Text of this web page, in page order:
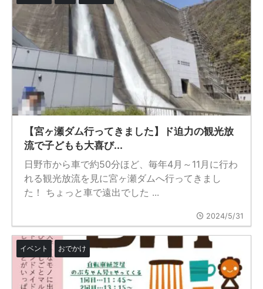
【宮ヶ瀬ダム行ってきました】ド迫力の観光放
流で子どもも大喜び...
日野市から車で約50分ほど、毎年4月～11月に行わ
れる観光放流を見に宮ヶ瀬ダムへ行ってきまし
た！ ちょっと車で遠出でした ...
2024/5/31
イベント おでかけ